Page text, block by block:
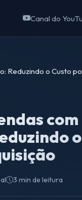
Canal do
Reduzindo o Custo
com
o
3 min de leitura